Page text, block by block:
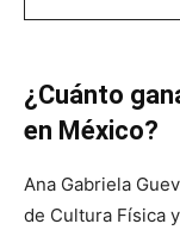
¿Cuánto
en México?
Ana Gabriela
de Cultura Física